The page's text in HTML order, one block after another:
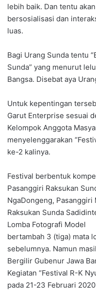
lebih baik. Dan tentu
bersosialisasi dan
luas.
Bagi Urang Sunda tentu
Sunda” yang menurut
Bangsa. Disebat aya
Untuk kepentingan
Garut Enterprise sesuai
Kelompok Anggota
menyelenggarakan
ke-2 kalinya.
Festival berbentuk
Pasanggiri Raksukan
NgaDongeng, Pasanggiri
Raksukan Sunda
Lomba Fotografi Model
bertambah 3 (tiga) mata
sebelumnya. Namun
Bergilir Gubenur Jawa
Kegiatan “Festival R-K
pada 21-23 Februari